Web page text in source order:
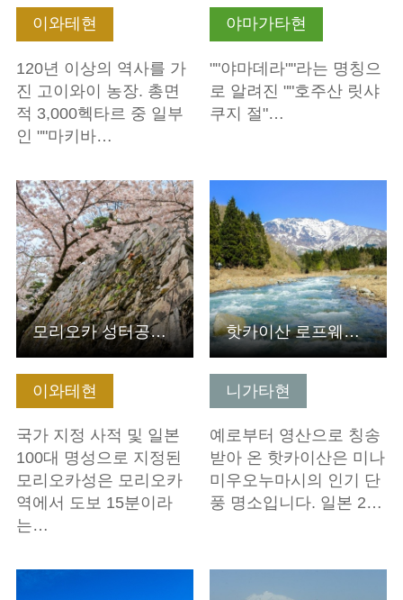
이와테현
120년 이상의 역사를 가
진 고이와이 농장. 총면
적 3,000헥타르 중 일부
인 ""마키바…
야마가타현
""야마데라""라는 명칭으
로 알려진 ""호주산 릿샤
쿠지 절"…
이와테현
국가 지정 사적 및 일본
100대 명성으로 지정된
모리오카성은 모리오카
역에서 도보 15분이라
는…
기본정보 보기
모리오카 성터공원(이와테 공원)
니가타현
예로부터 영산으로 칭송
받아 온 핫카이산은 미나
미우오누마시의 인기 단
풍 명소입니다. 일본 2…
핫카이산 로프웨이・핫카이산 전망대